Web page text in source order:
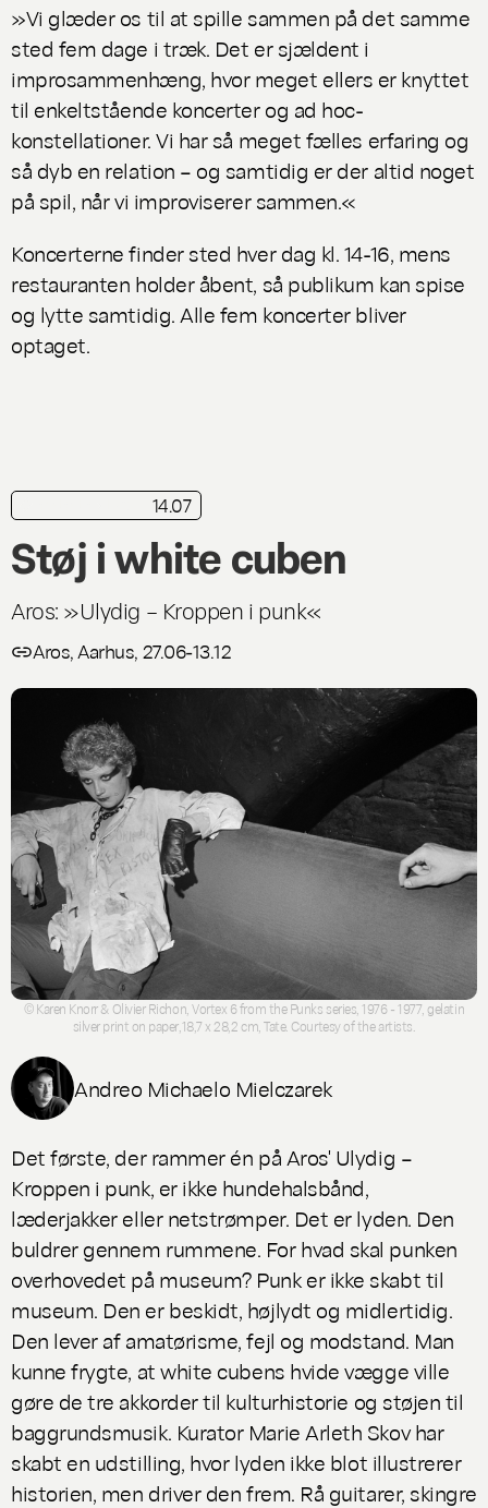
»Vi glæder os til at spille sammen på det samme
sted fem dage i træk. Det er sjældent i
improsammenhæng, hvor meget ellers er knyttet
til enkeltstående koncerter og ad hoc-
konstellationer. Vi har så meget fælles erfaring og
så dyb en relation – og samtidig er der altid noget
på spil, når vi improviserer sammen.«
Koncerterne finder sted hver dag kl. 14-16, mens
restauranten holder åbent, så publikum kan spise
og lytte samtidig. Alle fem koncerter bliver
optaget.
14.07
Støj i white cuben
Aros: »Ulydig – Kroppen i punk«
Aros, Aarhus, 27.06-13.12
© Karen Knorr & Olivier Richon, Vortex 6 from the Punks series, 1976 - 1977, gelatin
silver print on paper,18,7 x 28,2 cm, Tate. Courtesy of the artists.
Andreo Michaelo Mielczarek
Det første, der rammer én på Aros' Ulydig –
Kroppen i punk, er ikke hundehalsbånd,
læderjakker eller netstrømper. Det er lyden. Den
buldrer gennem rummene. For hvad skal punken
overhovedet på museum? Punk er ikke skabt til
museum. Den er beskidt, højlydt og midlertidig.
Den lever af amatørisme, fejl og modstand. Man
kunne frygte, at white cubens hvide vægge ville
gøre de tre akkorder til kulturhistorie og støjen til
baggrundsmusik. Kurator Marie Arleth Skov har
skabt en udstilling, hvor lyden ikke blot illustrerer
historien, men driver den frem. Rå guitarer, skingre